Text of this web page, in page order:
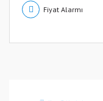
Fiyat Alarmı